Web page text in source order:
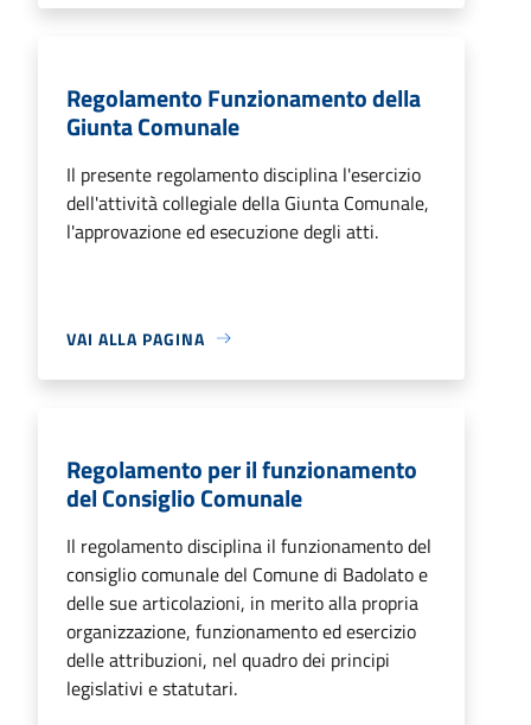
Regolamento Funzionamento della
Giunta Comunale
Il presente regolamento disciplina l'esercizio
dell'attività collegiale della Giunta Comunale,
l'approvazione ed esecuzione degli atti.
VAI ALLA PAGINA
Regolamento per il funzionamento
del Consiglio Comunale
Il regolamento disciplina il funzionamento del
consiglio comunale del Comune di Badolato e
delle sue articolazioni, in merito alla propria
organizzazione, funzionamento ed esercizio
delle attribuzioni, nel quadro dei principi
legislativi e statutari.